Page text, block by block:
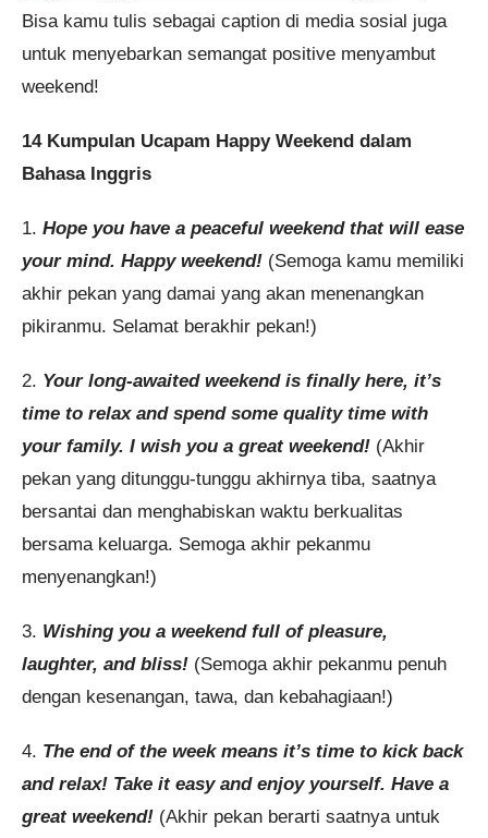
Bisa kamu tulis sebagai caption di media sosial juga
untuk menyebarkan semangat positive menyambut
weekend!
14 Kumpulan Ucapam Happy Weekend dalam
Bahasa Inggris
1. Hope you have a peaceful weekend that will ease
your mind. Happy weekend! (Semoga kamu memiliki
akhir pekan yang damai yang akan menenangkan
pikiranmu. Selamat berakhir pekan!)
2. Your long-awaited weekend is finally here, it’s
time to relax and spend some quality time with
your family. I wish you a great weekend! (Akhir
pekan yang ditunggu-tunggu akhirnya tiba, saatnya
bersantai dan menghabiskan waktu berkualitas
bersama keluarga. Semoga akhir pekanmu
menyenangkan!)
3. Wishing you a weekend full of pleasure,
laughter, and bliss! (Semoga akhir pekanmu penuh
dengan kesenangan, tawa, dan kebahagiaan!)
4. The end of the week means it’s time to kick back
and relax! Take it easy and enjoy yourself. Have a
great weekend! (Akhir pekan berarti saatnya untuk